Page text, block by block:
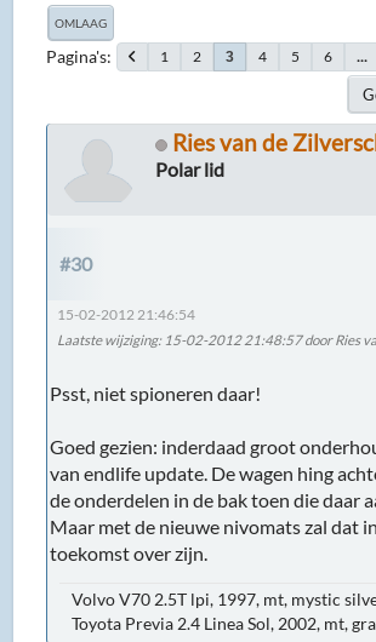
OMLAAG
Pagina's 1 2 3 4 5 6 ...
Ries van de
Polar lid
#30
15-02-2012 21:46:54
Laatste wijziging: 15-02-2012 21:48:57 door Ries
Psst, niet spioneren daar!
Goed gezien: inderdaad groot
van endlife update. De wagen hing
de onderdelen in de bak toen die daar
Maar met de nieuwe nivomats zal dat
toekomst over zijn.
Volvo V70 2.5T lpi, 1997, mt, mystic
Toyota Previa 2.4 Linea Sol, 2002, mt,